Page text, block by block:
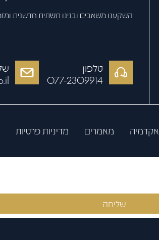
השקענו משאבים ובנינו תשתית חדשנית
טלפון
077-2309914
אקדמיה מאמרים מדיניות פרטיות
שליחה